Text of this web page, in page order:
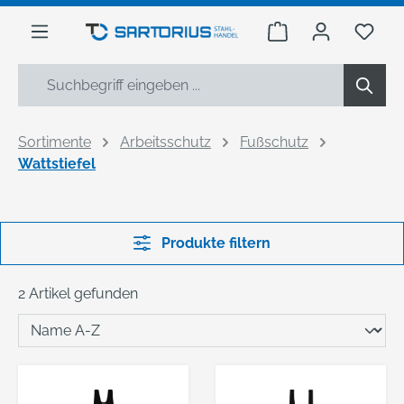
springen
Warenkorb Du
Sortimente Arbeitsschutz
Fußschutz
Wattstiefel
Produkte filtern
2 Artikel gefunden